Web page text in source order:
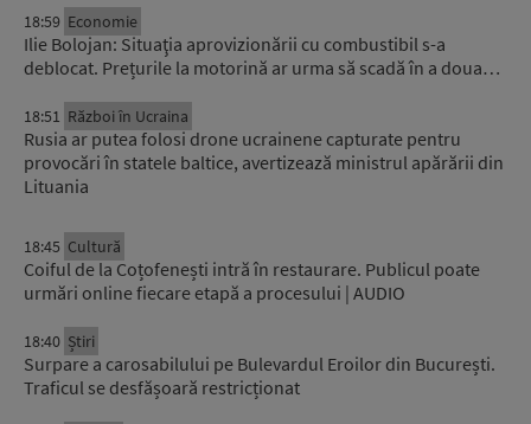
18:59 Economie
Ilie Bolojan: Situaţia aprovizionării cu combustibil s-a
deblocat. Prețurile la motorină ar urma să scadă în a doua…
18:51 Război în Ucraina
Rusia ar putea folosi drone ucrainene capturate pentru
provocări în statele baltice, avertizează ministrul apărării din
Lituania
18:45 Cultură
Coiful de la Coțofenești intră în restaurare. Publicul poate
urmări online fiecare etapă a procesului | AUDIO
18:40 Știri
Surpare a carosabilului pe Bulevardul Eroilor din București.
Traficul se desfășoară restricționat